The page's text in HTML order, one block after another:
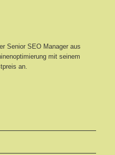
Senior SEO Manager aus
mit seinem
an.